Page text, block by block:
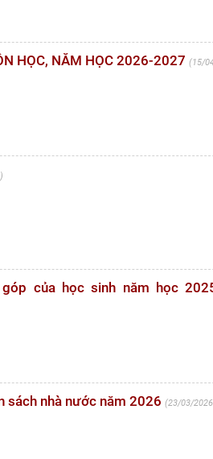
HỌC, NĂM HỌC 2026-2027 15/
của học sinh năm học
sách nhà nước năm 2026 23/03/2026